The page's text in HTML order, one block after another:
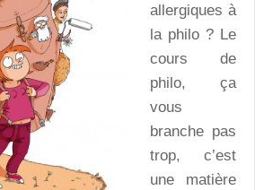
allergiques à
la philo ? Le
cours de
philo, ça
vous
branche pas
trop, c’est
une matière